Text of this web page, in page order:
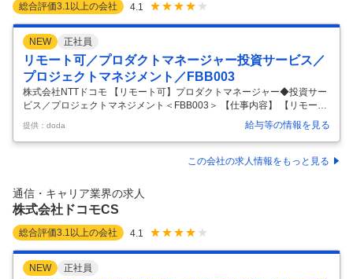
総合評価3.1 以上の会社 4.1
NEW 正社員
リモート可／プロダクトマネージャー投資サービス／
プロジェクトマネジメント／FBB003
株式会社NTTドコモ 【リモート可】プロダクトマネージャー◆投資サー
ビス／プロジェクトマネジメント＜FBB003＞ 【仕事内容】 【リモート
可】プロダクトマネージャー◆投資サービス／プロジェクトマネジメン
ト＜FBB003＞ 【具体的な仕事内容】 【1億人基盤を持つドコモの金融×
決済領域で、d払い・dカード・証券を掛け合わせた新サービス創出に挑
戦／アライアンス推進から企画・開発・PMまで一気通貫で担い、日本の
・ドコモサービス（d払い、dカード等の決済や金融サービス）とマネッ
クス証券等のパートナー企業が保有するサービスを連携した
提供：doda 給与等の情報を見る
この会社の求人情報をもっと見る
通信・キャリア業界の求人
株式会社ドコモCS
総合評価3.1 以上の会社 4.1
NEW 正社員